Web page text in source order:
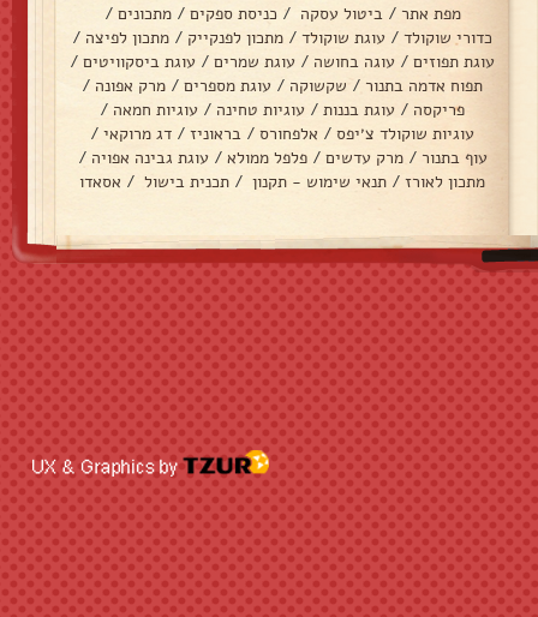
מפת אתר / ביטול עסקה / כניסת ספקים / מתכונים /
כדורי שוקולד / עוגת שוקולד / מתכון לפנקייק / מתכון לפיצה /
עוגת תפוזים / עוגה בחושה / עוגת שמרים / עוגת ביסקוויטים /
תפוח אדמה בתנור / שקשוקה / עוגת מספרים / מרק אפונה /
פריקסה / עוגת בננות / עוגיות טחינה / עוגיות חמאה /
עוגיות שוקולד צ׳יפס / אלפחורס / בראוניז / דג מרוקאי /
עוף בתנור / מרק עדשים / פלפל ממולא / עוגת גבינה אפויה /
מתכון לאורז / תנאי שימוש - תקנון / תכנית בישול / אסאדו